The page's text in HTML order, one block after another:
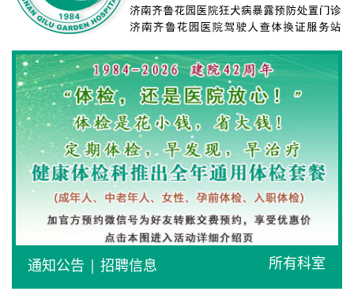
所有科室
通知公告 | 招聘信息